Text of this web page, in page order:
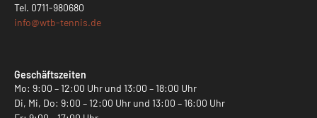
Tel. 0711-980680
info@wtb-tennis.de
Geschäftszeiten
Mo: 9:00 – 12:00 Uhr und 13:00 – 18:00 Uhr
Di, Mi, Do: 9:00 – 12:00 Uhr und 13:00 – 16:00 Uhr